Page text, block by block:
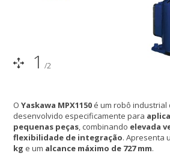
1 /2
OYaskawa MPX1150 é um robô industrial
desenvolvido especificamente para
pequenas peças, combinando elevada
flexibilidade de integração. Apresenta
kg e um alcance máximo de 727 mm.